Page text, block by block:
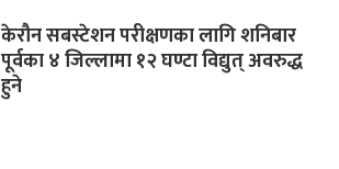
केरौन सबस्टेशन परीक्षणका लागि शनिबार
पूर्वका ४ जिल्लामा १२ घण्टा विद्युत् अवरुद्ध
हुने